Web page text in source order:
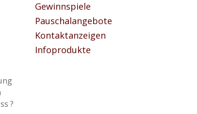
?
Gewinnspiele
Pauschalangebote
Kontaktanzeigen
Infoprodukte